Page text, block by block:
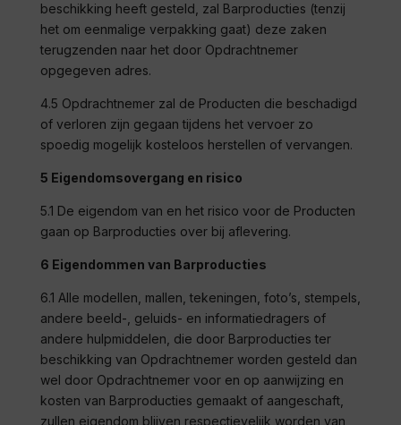
beschikking heeft gesteld, zal Barproducties (tenzij
het om eenmalige verpakking gaat) deze zaken
terugzenden naar het door Opdrachtnemer
opgegeven adres.
4.5 Opdrachtnemer zal de Producten die beschadigd
of verloren zijn gegaan tijdens het vervoer zo
spoedig mogelijk kosteloos herstellen of vervangen.
5 Eigendomsovergang en risico
5.1 De eigendom van en het risico voor de Producten
gaan op Barproducties over bij aflevering.
6 Eigendommen van Barproducties
6.1 Alle modellen, mallen, tekeningen, foto’s, stempels,
andere beeld-, geluids- en informatiedragers of
andere hulpmiddelen, die door Barproducties ter
beschikking van Opdrachtnemer worden gesteld dan
wel door Opdrachtnemer voor en op aanwijzing en
kosten van Barproducties gemaakt of aangeschaft,
zullen eigendom blijven respectievelijk worden van